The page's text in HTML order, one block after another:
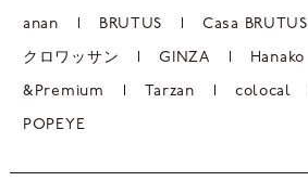
anan BRUTUS Casa BRUTUS
クロワッサン GINZA Hanako
&Premium Tarzan colocal
POPEYE